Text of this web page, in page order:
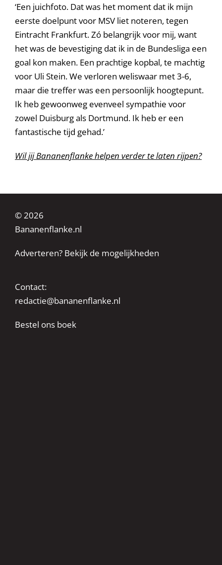
‘Een juichfoto. Dat was het moment dat ik mijn
eerste doelpunt voor MSV liet noteren, tegen
Eintracht Frankfurt. Zó belangrijk voor mij, want
het was de bevestiging dat ik in de Bundesliga een
goal kon maken. Een prachtige kopbal, te machtig
voor Uli Stein. We verloren weliswaar met 3-6,
maar die treffer was een persoonlijk hoogtepunt.
Ik heb gewoonweg evenveel sympathie voor
zowel Duisburg als Dortmund. Ik heb er een
fantastische tijd gehad.’
Wil jij Bananenflanke helpen verder te laten rijpen?
© 2026
Bananenflanke.nl
Adverteren? Bekijk de mogelijkheden
Contact:
redactie@bananenflanke.nl
Bestel ons boek